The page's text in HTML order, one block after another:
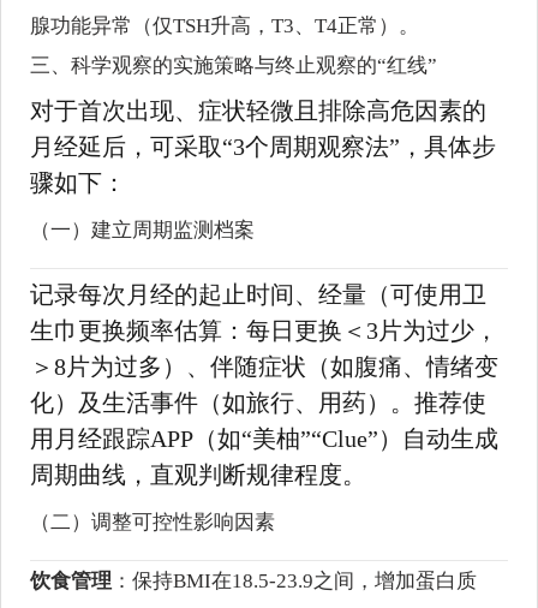
腺功能异常（仅TSH升高，T3、T4正常）。
三、科学观察的实施策略与终止观察的“红线”
对于首次出现、症状轻微且排除高危因素的
月经延后，可采取“3个周期观察法”，具体步
骤如下：
（一）建立周期监测档案
记录每次月经的起止时间、经量（可使用卫
生巾更换频率估算：每日更换＜3片为过少，
＞8片为过多）、伴随症状（如腹痛、情绪变
化）及生活事件（如旅行、用药）。推荐使
用月经跟踪APP（如“美柚”“Clue”）自动生成
周期曲线，直观判断规律程度。
（二）调整可控性影响因素
饮食管理 ：保持BMI在18.5-23.9之间，增加蛋白质